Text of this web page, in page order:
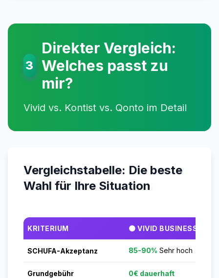
3
Direkter Vergleich:
Welches passt zu
mir?
Vivid vs. Kontist vs. Qonto im Detail
Vergleichstabelle: Die beste
Wahl für Ihre Situation
KRITERIUM 🟠 VIVID BUSINESS
SCHUFA-Akzeptanz 85-90% Sehr hoch
Grundgebühr 0€ dauerhaft